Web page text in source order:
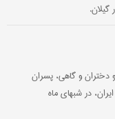
دختران و گاهی، پسران
در شبهای ماه